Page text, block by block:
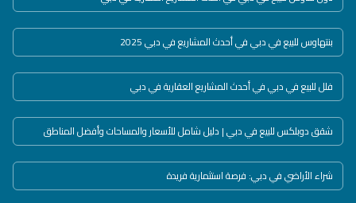
بنتهاوس للبيع في دبي في أحدث المشاريع في دبي 2025
فلل للبيع في دبي في أحدث المشاريع العقارية في دبي
شقق دوبلكس للبيع في دبي | دليل شامل للأسعار والمساحات وأفضل المناطق
شراء الأراضي في دبي: فرصة استثمارية فريدة